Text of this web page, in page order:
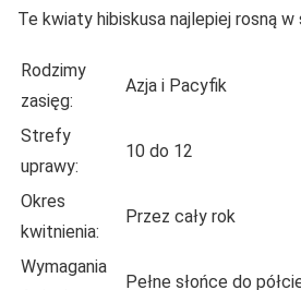
Te kwiaty hibiskusa najlepiej rosną
Rodzimy
zasięg:
Azja i Pacyfik
Strefy
uprawy:
10 do 12
Okres
kwitnienia:
Przez cały rok
Wymagania
Pełne słońce do